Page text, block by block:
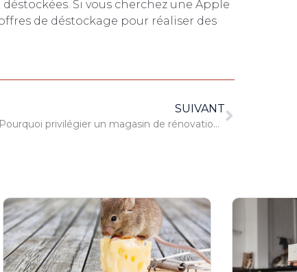
Si vous cherchez une Apple
de déstockage pour réaliser des
SUIVANT
Pourquoi privilégier un magasin de rénovation à Québec pour vos matériaux de construction ?